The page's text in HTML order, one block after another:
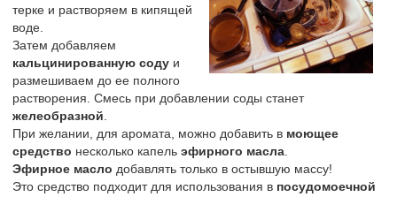
терке и растворяем в кипящей
воде.
Затем добавляем
кальцинированную соду и
размешиваем до ее полного
растворения. Смесь при добавлении соды станет
желеобразной
При желании, для аромата, можно добавить в моющее
средство несколько капель эфирного масла
Эфирное масло добавлять только в остывшую массу!
Это средство подходит для использования в посудомоечной